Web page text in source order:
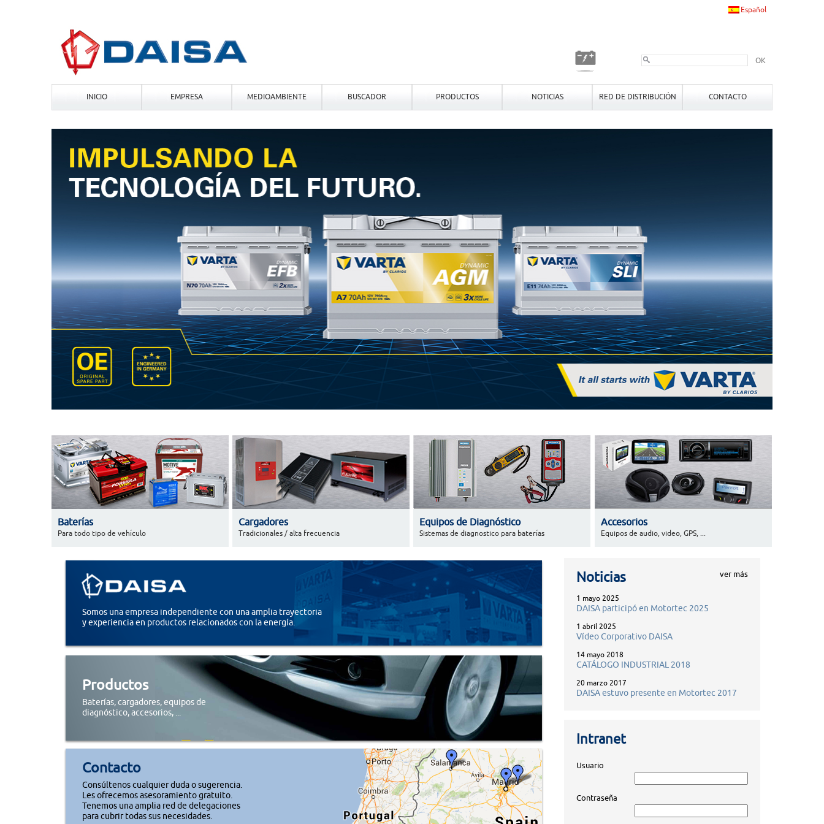
INICIO EMPRESA MEDIOAMBIENTE BUSCADOR PRODUCTOS NOTICIAS RED DE DISTRIBUCIÓN CONTACTO
Español
OK
Baterías
Para todo tipo de vehículo
Cargadores
Tradicionales / alta frecuencia
Equipos de Diagnóstico
Sistemas de diagnostico para baterías
Accesorios
Equipos de audio, video, GPS, ...
Somos una empresa independiente con una amplia trayectoria
y experiencia en productos relacionados con la energía.
Productos
Baterías, cargadores, equipos de
diagnóstico, accesorios, ...
Contacto
Consúltenos cualquier duda o sugerencia.
Les ofrecemos asesoramiento gratuito.
Tenemos una amplia red de delegaciones
para cubrir todas sus necesidades.
ver más
Noticias
1 mayo 2025
DAISA participó en Motortec 2025
1 abril 2025
Vídeo Corporativo DAISA
14 mayo 2018
CATÁLOGO INDUSTRIAL 2018
20 marzo 2017
DAISA estuvo presente en Motortec 2017
Intranet
Usuario
Contraseña